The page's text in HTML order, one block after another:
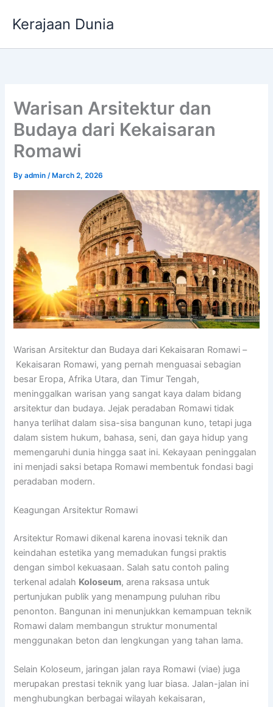
Kerajaan Dunia
Warisan Arsitektur dan
Budaya dari Kekaisaran
Romawi
Byadmin/ March 2, 2026
Warisan Arsitektur dan Budaya dari Kekaisaran Romawi –
Kekaisaran Romawi, yang pernah menguasai sebagian
besar Eropa, Afrika Utara, dan Timur Tengah,
meninggalkan warisan yang sangat kaya dalam bidang
arsitektur dan budaya. Jejak peradaban Romawi tidak
hanya terlihat dalam sisa-sisa bangunan kuno, tetapi juga
dalam sistem hukum, bahasa, seni, dan gaya hidup yang
memengaruhi dunia hingga saat ini. Kekayaan peninggalan
ini menjadi saksi betapa Romawi membentuk fondasi bagi
peradaban modern.
Keagungan Arsitektur Romawi
Arsitektur Romawi dikenal karena inovasi teknik dan
keindahan estetika yang memadukan fungsi praktis
dengan simbol kekuasaan. Salah satu contoh paling
terkenal adalah Koloseum, arena raksasa untuk
pertunjukan publik yang menampung puluhan ribu
penonton. Bangunan ini menunjukkan kemampuan teknik
Romawi dalam membangun struktur monumental
menggunakan beton dan lengkungan yang tahan lama.
Selain Koloseum, jaringan jalan raya Romawi (viae) juga
merupakan prestasi teknik yang luar biasa. Jalan-jalan ini
menghubungkan berbagai wilayah kekaisaran,